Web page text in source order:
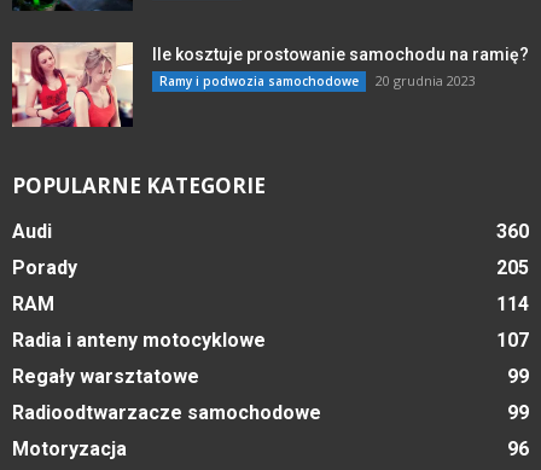
Ile kosztuje prostowanie samochodu na ramię?
Ramy i podwozia samochodowe 20 grudnia 2023
POPULARNE KATEGORIE
Audi
360
Porady
205
RAM
114
Radia i anteny motocyklowe
107
Regały warsztatowe
99
Radioodtwarzacze samochodowe
99
Motoryzacja
96